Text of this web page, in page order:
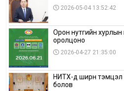
2026-05-04 13:52:42
Орон нутгийн хурлын
оролцоно
2026-04-27 21:35:00
НИТХ-д ширүүн
болов